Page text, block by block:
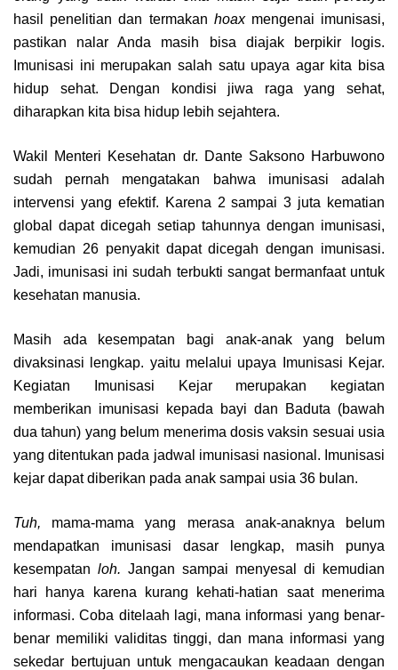
hasil penelitian dan termakan hoax mengenai imunisasi,
pastikan nalar Anda masih bisa diajak berpikir logis.
Imunisasi ini merupakan salah satu upaya agar kita bisa
hidup sehat. Dengan kondisi jiwa raga yang sehat,
diharapkan kita bisa hidup lebih sejahtera.
Wakil Menteri Kesehatan dr. Dante Saksono Harbuwono
sudah pernah mengatakan bahwa imunisasi adalah
intervensi yang efektif. Karena 2 sampai 3 juta kematian
global dapat dicegah setiap tahunnya dengan imunisasi,
kemudian 26 penyakit dapat dicegah dengan imunisasi.
Jadi, imunisasi ini sudah terbukti sangat bermanfaat untuk
kesehatan manusia.
Masih ada kesempatan bagi anak-anak yang belum
divaksinasi lengkap. yaitu melalui upaya Imunisasi Kejar.
Kegiatan Imunisasi Kejar merupakan kegiatan
memberikan imunisasi kepada bayi dan Baduta (bawah
dua tahun) yang belum menerima dosis vaksin sesuai usia
yang ditentukan pada jadwal imunisasi nasional. Imunisasi
kejar dapat diberikan pada anak sampai usia 36 bulan.
Tuh, mama-mama yang merasa anak-anaknya belum
mendapatkan imunisasi dasar lengkap, masih punya
kesempatan loh. Jangan sampai menyesal di kemudian
hari hanya karena kurang kehati-hatian saat menerima
informasi. Coba ditelaah lagi, mana informasi yang benar-
benar memiliki validitas tinggi, dan mana informasi yang
sekedar bertujuan untuk mengacaukan keadaan dengan